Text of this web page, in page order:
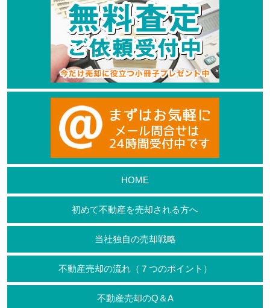
HOME
初めて不動産を売却される方へ
当社独自の売却戦略
不動産売却の流れ（７つのポイント）
不動産売却のQ＆A